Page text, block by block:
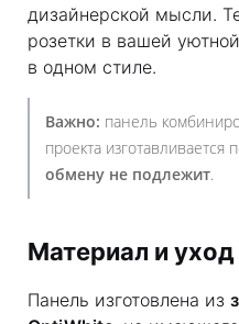
дизайнерской мысли.
розетки в вашей
в одном стиле.
Важно: панель
проекта изготавливается
обмену не подлежит.
Материал и уход
Панель изготовлена из